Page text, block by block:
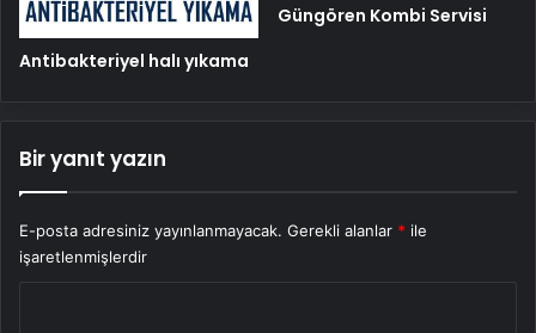
Antibakteriyel halı yıkama
Güngören Kombi Servisi
Bir yanıt yazın
E-posta adresiniz yayınlanmayacak. Gerekli alanlar * ile
işaretlenmişlerdir